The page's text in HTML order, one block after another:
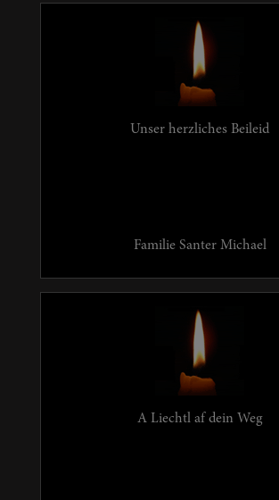
Unser herzliches Beileid
Familie Santer Michael
A Liechtl af dein Weg